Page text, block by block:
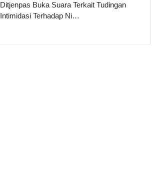
Ditjenpas Buka Suara Terkait Tudingan
Intimidasi Terhadap Ni…